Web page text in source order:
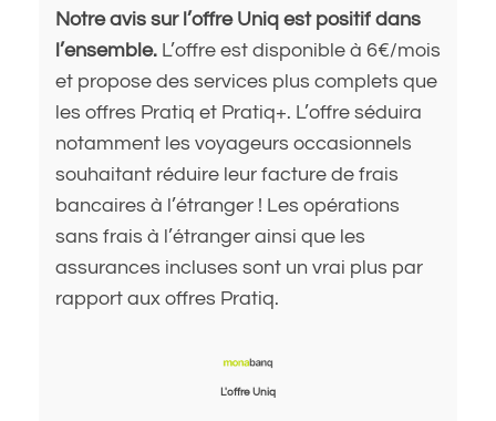
Notre avis sur l’offre Uniq est positif dans
l’ensemble. L’offre est disponible à 6€/mois
et propose des services plus complets que
les offres Pratiq et Pratiq+. L’offre séduira
notamment les voyageurs occasionnels
souhaitant réduire leur facture de frais
bancaires à l’étranger ! Les opérations
sans frais à l’étranger ainsi que les
assurances incluses sont un vrai plus par
rapport aux offres Pratiq.
L'offre Uniq